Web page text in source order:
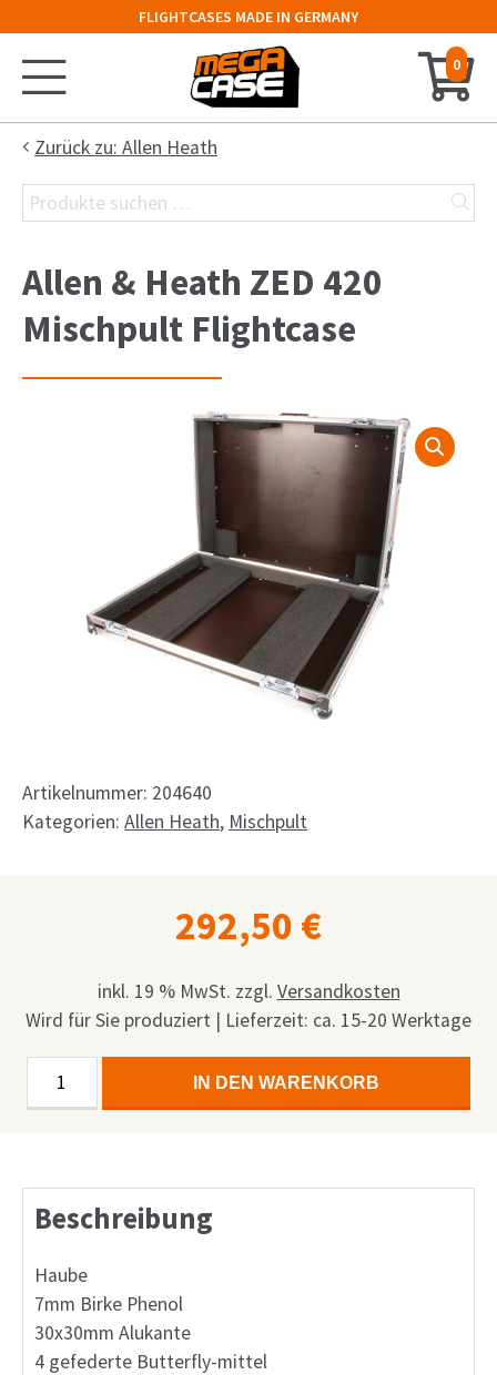
FLIGHTCASES MADE IN GERMANY
0
Startseite
Konfigurator
Truhe
Hauben-Case
Mein Konto
Français
Zurück zu: Allen Heath
Suchen
nach:
Allen & Heath ZED 420
Mischpult Flightcase
Artikelnummer: 204640
Kategorien: Allen Heath, Mischpult
292,50 €
inkl. 19 % MwSt. zzgl. Versandkosten
Wird für Sie produziert | Lieferzeit: ca. 15-20 Werktage
Allen
420
Mischpult
Menge
IN DEN WARENKORB
Alternative:
Beschreibung
Haube
7mm Birke Phenol
30x30mm Alukante
4 gefederte Butterfly-mittel